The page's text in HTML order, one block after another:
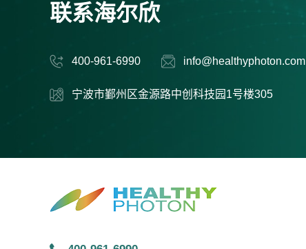
联系海尔欣
400-961-6990 info@healthyphoton.com
宁波市鄞州区金源路中创科技园1号楼305